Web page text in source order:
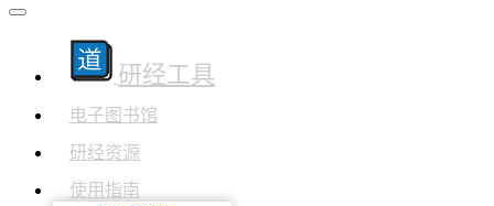
研经工具
电子图书馆
研经资源
使用指南